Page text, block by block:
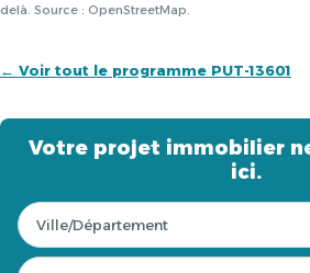
delà. Source : OpenStreetMap.
← Voir tout le programme PUT-13601
Votre projet immobilier
ici.